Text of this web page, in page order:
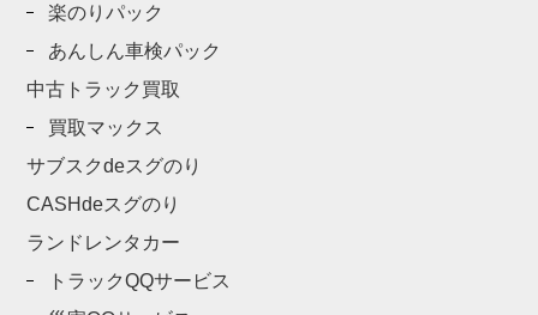
楽のりパック
あんしん車検パック
中古トラック買取
買取マックス
サブスクdeスグのり
CASHdeスグのり
ランドレンタカー
トラックQQサービス